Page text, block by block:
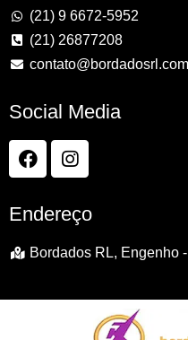
(21) 9 6672-5952
(21) 26877208
Social Media
Endereço
Bordados RL, Engenho